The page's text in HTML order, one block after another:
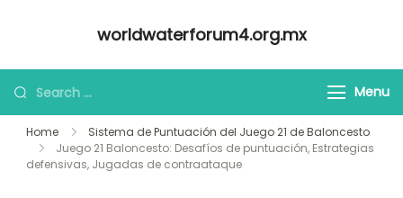
worldwaterforum4.org.mx
Looking
for
Something?
Menu
Home
Sistema de Puntuación del Juego 21 de Baloncesto
Juego 21 Baloncesto: Desafíos de puntuación, Estrategias
defensivas, Jugadas de contraataque